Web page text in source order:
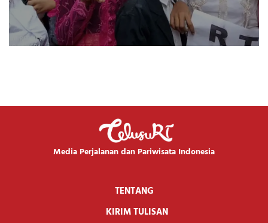
Media Perjalanan dan Pariwisata Indonesia
TENTANG
KIRIM TULISAN